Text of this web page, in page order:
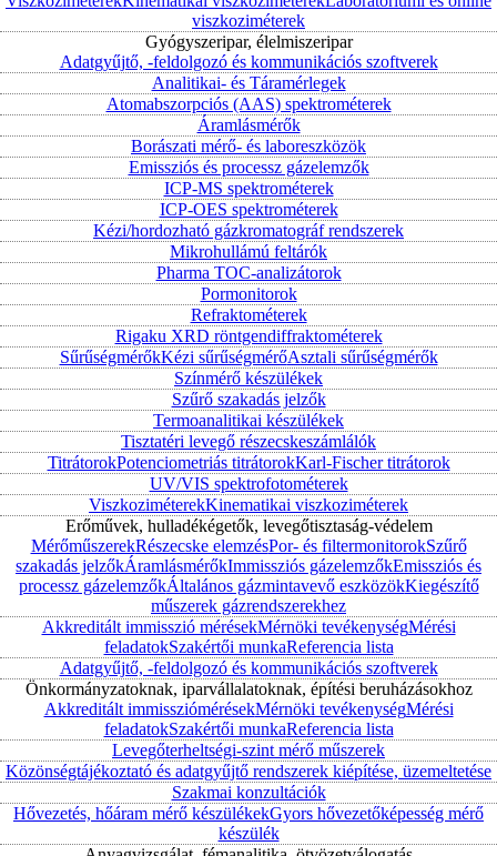
viszkoziméterek
Gyógyszeripar, élelmiszeripar
Adatgyűjtő, -feldolgozó és kommunikációs szoftverek
Analitikai- és Táramérlegek
Atomabszorpciós (AAS) spektrométerek
Áramlásmérők
Borászati mérő- és laboreszközök
Emissziós és processz gázelemzők
ICP-MS spektrométerek
ICP-OES spektrométerek
Kézi/hordozható gázkromatográf rendszerek
Mikrohullámú feltárók
Pharma TOC-analizátorok
Pormonitorok
Refraktométerek
Rigaku XRD röntgendiffraktométerek
SűrűségmérőkKézi sűrűségmérőAsztali sűrűségmérők
Színmérő készülékek
Szűrő szakadás jelzők
Termoanalitikai készülékek
Tisztatéri levegő részecskeszámlálók
TitrátorokPotenciometriás titrátorokKarl-Fischer titrátorok
UV/VIS spektrofotométerek
ViszkoziméterekKinematikai viszkoziméterek
Erőművek, hulladékégetők, levegőtisztaság-védelem
MérőműszerekRészecske elemzésPor- és filtermonitorokSzűrő
szakadás jelzőkÁramlásmérőkImmissziós gázelemzőkEmissziós és
processz gázelemzőkÁltalános gázmintavevő eszközökKiegészítő
műszerek gázrendszerekhez
Akkreditált immisszió mérésekMérnöki tevékenységMérési
feladatokSzakértői munkaReferencia lista
Adatgyűjtő, -feldolgozó és kommunikációs szoftverek
Önkormányzatoknak, iparvállalatoknak, építési beruházásokhoz
Akkreditált immissziómérésekMérnöki tevékenységMérési
feladatokSzakértői munkaReferencia lista
Levegőterheltségi-szint mérő műszerek
Közönségtájékoztató és adatgyűjtő rendszerek kiépítése, üzemeltetése
Szakmai konzultációk
Hővezetés, hőáram mérő készülékekGyors hővezetőképesség mérő
készülék